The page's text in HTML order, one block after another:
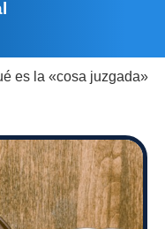
es la «cosa juzgada»